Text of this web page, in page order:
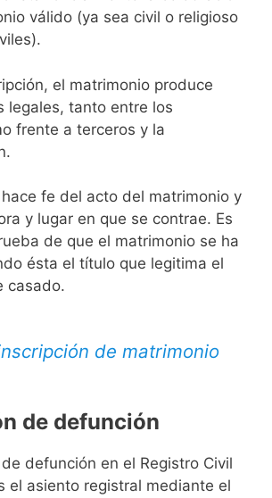
válido (ya sea civil o religioso
el matrimonio produce
legales, tanto entre los
frente a terceros y la
fe del acto del matrimonio y
y lugar en que se contrae. Es
de que el matrimonio se ha
ésta el título que legitima el
casado.
de matrimonio
de defunción
defunción en el Registro Civil
el asiento registral mediante el